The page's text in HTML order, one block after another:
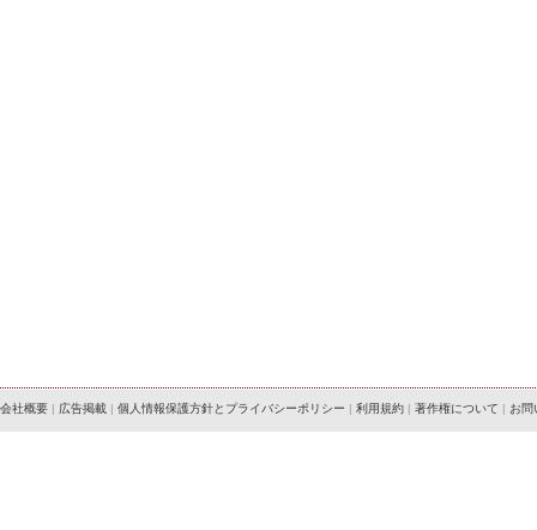
会社概要 | 広告掲載 | 個人情報保護方針とプライバシーポリシー | 利用規約 | 著作権について | お問